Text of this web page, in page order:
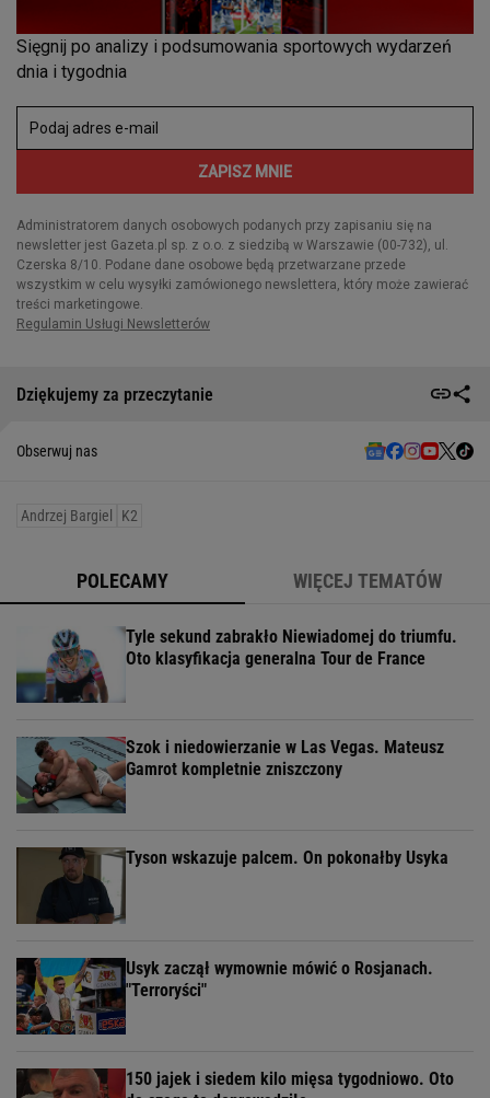
Dziękujemy za przeczytanie
Obserwuj nas
Andrzej Bargiel K2
POLECAMY WIĘCEJ TEMATÓW
Tyle sekund zabrakło Niewiadomej do triumfu.
Oto klasyfikacja generalna Tour de France
Szok i niedowierzanie w Las Vegas. Mateusz
Gamrot kompletnie zniszczony
Tyson wskazuje palcem. On pokonałby Usyka
Usyk zaczął wymownie mówić o Rosjanach.
"Terroryści"
150 jajek i siedem kilo mięsa tygodniowo. Oto